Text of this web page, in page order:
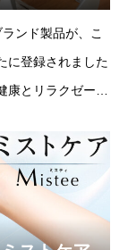
ンド製品が、こ
に登録されました
とリラクゼーシ